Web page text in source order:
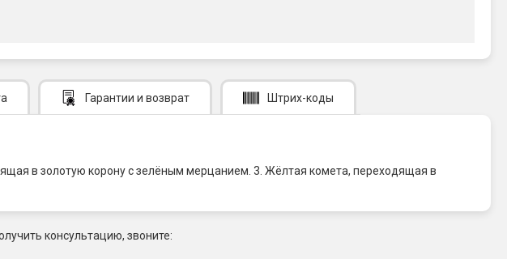
Гарантии и возврат Штрих-коды
в золотую корону с зелёным мерцанием. 3. Жёлтая комета, переходящая в
консультацию, звоните: